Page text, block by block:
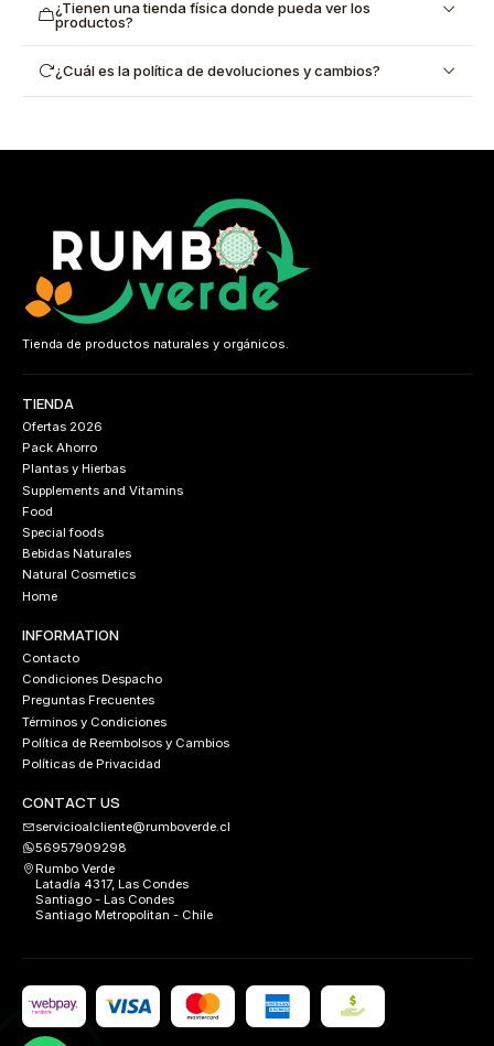
¿Tienen una tienda física donde pueda ver los
productos?
¿Cuál es la política de devoluciones y cambios?
Tienda de productos naturales y orgánicos.
TIENDA
Ofertas 2026
Pack Ahorro
Plantas y Hierbas
Supplements and Vitamins
Food
Special foods
Bebidas Naturales
Natural Cosmetics
Home
INFORMATION
Contacto
Condiciones Despacho
Preguntas Frecuentes
Términos y Condiciones
Política de Reembolsos y Cambios
Políticas de Privacidad
CONTACT US
servicioalcliente@rumboverde.cl
56957909298
Rumbo Verde
Latadía 4317, Las Condes
Santiago - Las Condes
Santiago Metropolitan - Chile